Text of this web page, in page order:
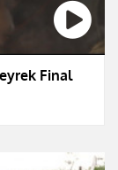
Final